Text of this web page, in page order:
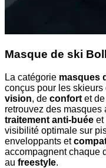
Masque de ski
La catégorie masques
conçus pour les
vision, de confort et de
retrouvez des masques
traitement anti-buée et
visibilité optimale sur
enveloppants et
accompagnent chaque
au freestyle.